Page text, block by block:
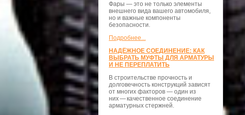
Фары — это не только элементы
внешнего вида вашего автомобиля,
но и важные компоненты
безопасности.
Подробнее...
НАДЁЖНОЕ СОЕДИНЕНИЕ: КАК
ВЫБРАТЬ МУФТЫ ДЛЯ АРМАТУРЫ
И НЕ ПЕРЕПЛАТИТЬ
В строительстве прочность и
долговечность конструкций зависят
от многих факторов — один из
них — качественное соединение
арматурных стержней.